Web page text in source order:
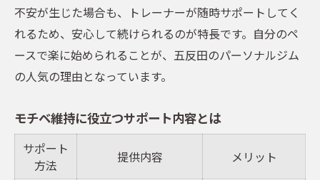
不安が生じた場合も、トレーナーが随時サポートしてく
れるため、安心して続けられるのが特長です。自分のペ
ースで楽に始められることが、五反田のパーソナルジム
の人気の理由となっています。
モチベ維持に役立つサポート内容とは
サポート
方法
提供内容 メリット